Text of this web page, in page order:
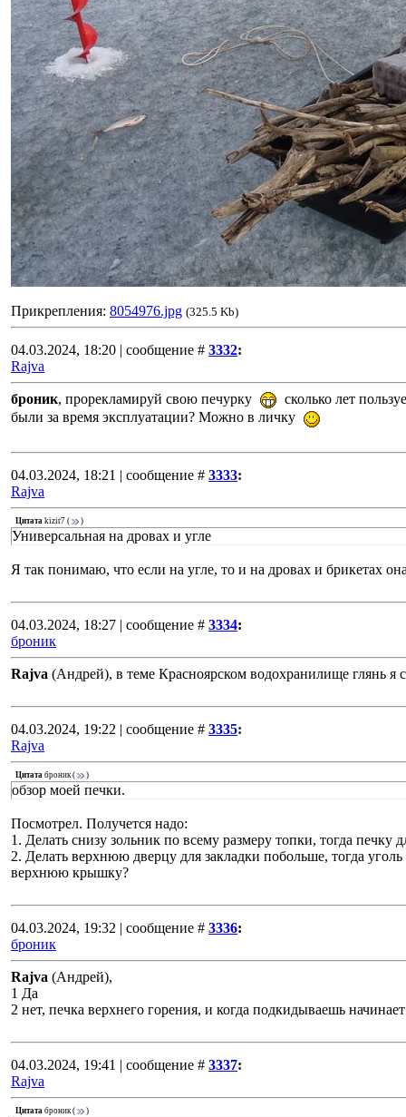
Прикрепления: 8054976.jpg (325.5 Kb)
04.03.2024, 18:20 | сообщение # 3332:
Rajva
броник, прорекламируй свою печурку
сколько лет
были за время эксплуатации? Можно в личку
04.03.2024, 18:21 | сообщение # 3333:
Rajva
Цитата kizir7 ( )
Универсальная на дровах и угле
Я так понимаю, что если на угле, то и на дровах и брикетах
04.03.2024, 18:27 | сообщение # 3334:
броник
Rajva (Андрей), в теме Красноярском водохранилище глянь я
04.03.2024, 19:22 | сообщение # 3335:
Rajva
Цитата броник( )
обзор моей печки.
Посмотрел. Получется надо:
1. Делать снизу зольник по всему размеру топки, тогда печку
2. Делать верхнюю дверцу для закладки побольше, тогда
верхнюю крышку?
04.03.2024, 19:32 | сообщение # 3336:
броник
Rajva (Андрей),
1 Да
2 нет, печка верхнего горения, и когда подкидываешь
04.03.2024, 19:41 | сообщение # 3337:
Rajva
Цитата броник( )